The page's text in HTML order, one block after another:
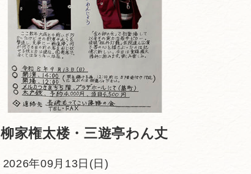
柳家権太楼・三遊亭わん丈
2026年09月13日(日)